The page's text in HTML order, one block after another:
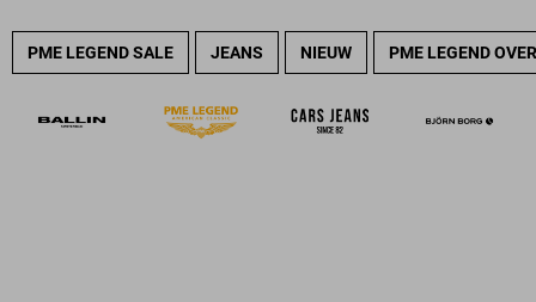
PME LEGEND SALE JEANS NIEUW PME LEGEND